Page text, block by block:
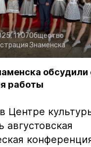
11:07Общество
Знаменска
работы
Центре
августовская